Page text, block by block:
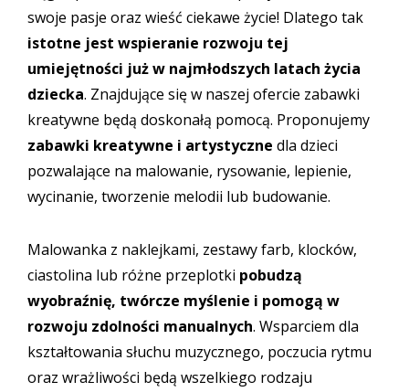
swoje pasje oraz wieść ciekawe życie! Dlatego tak
istotne jest wspieranie rozwoju tej
umiejętności już w najmłodszych latach życia
dziecka. Znajdujące się w naszej ofercie zabawki
kreatywne będą doskonałą pomocą. Proponujemy
zabawki kreatywne i artystyczne dla dzieci
pozwalające na malowanie, rysowanie, lepienie,
wycinanie, tworzenie melodii lub budowanie.
Malowanka z naklejkami, zestawy farb, klocków,
ciastolina lub różne przeplotki pobudzą
wyobraźnię, twórcze myślenie i pomogą w
rozwoju zdolności manualnych. Wsparciem dla
kształtowania słuchu muzycznego, poczucia rytmu
oraz wrażliwości będą wszelkiego rodzaju